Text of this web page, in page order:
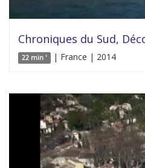
Chroniques du Sud,
22 min ' | France | 2014